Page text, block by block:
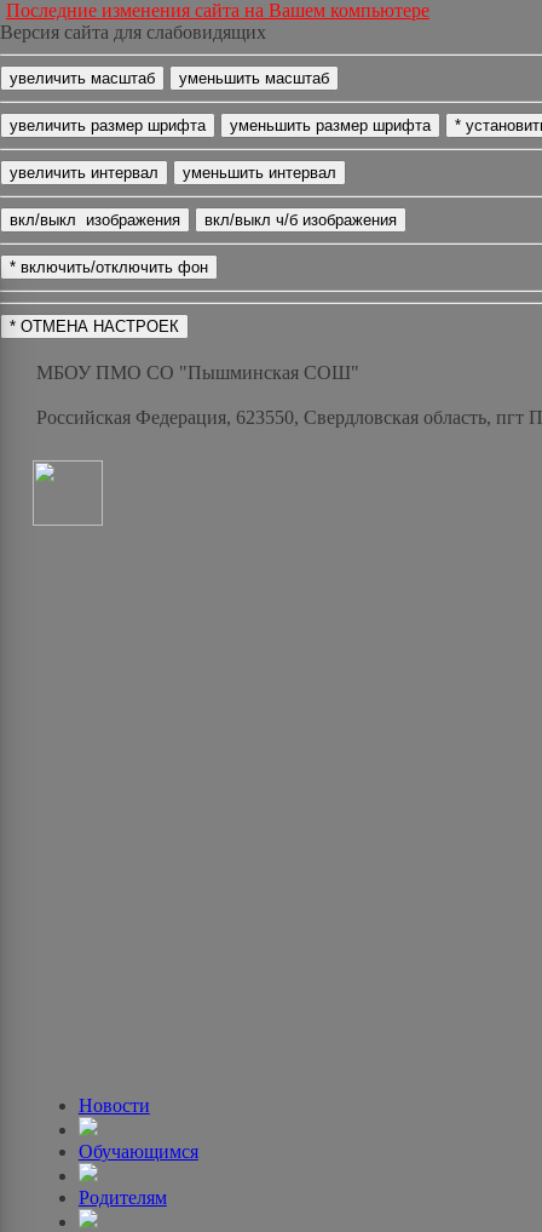
Последние изменения сайта на Вашем компьютере
Версия сайта для слабовидящих
МБОУ ПМО СО "Пышминская СОШ"
Российская Федерация, 623550, Свердловская область,
Новости
Обучающимся
Родителям